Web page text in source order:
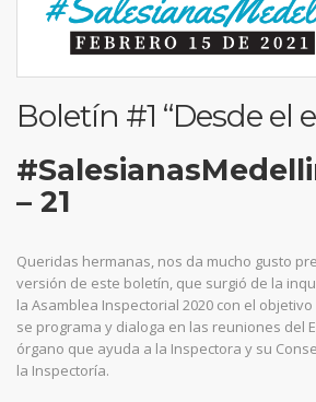
Boletín #1 “Desde el
– 21
Queridas hermanas, nos da mucho gusto
versión de este boletín, que surgió de la
la Asamblea Inspectorial 2020 con el
se programa y dialoga en las reuniones del
órgano que ayuda a la Inspectora y su
la Inspectoría.